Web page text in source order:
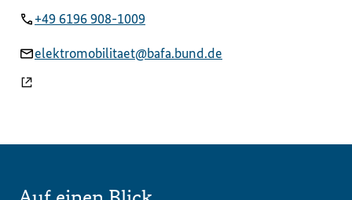
+49 6196 908-1009
elektromobilitaet@bafa.bund.de